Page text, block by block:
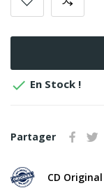
 En Stock !
Partager
CD Original